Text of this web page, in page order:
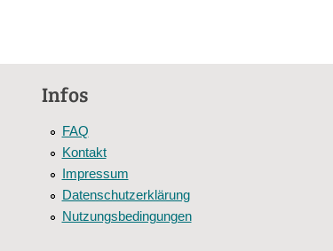
Infos
FAQ
Kontakt
Impressum
Datenschutzerklärung
Nutzungsbedingungen